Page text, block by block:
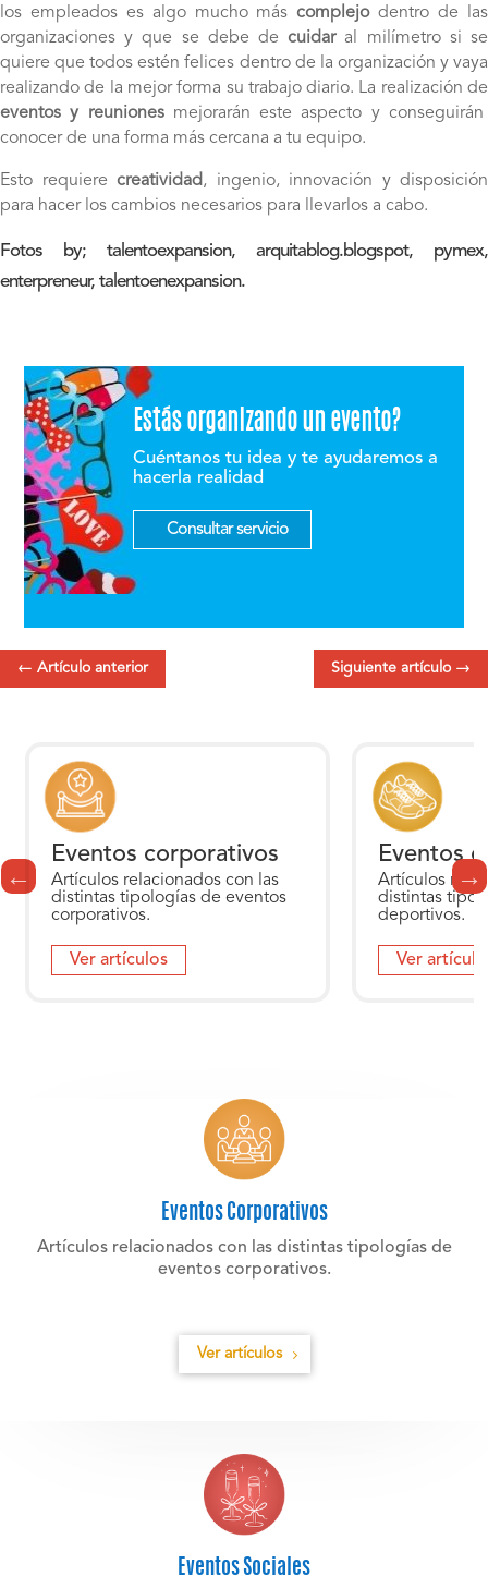
los empleados es algo mucho máscomplejodentro de las
organizaciones y que se debe decuidaral milímetro si se
quiere que todos estén felices dentro de la organización y vaya
realizando de la mejor forma su trabajo diario. La realización de
eventos y reunionesmejorarán este aspecto y conseguirán
conocer de una forma más cercana a tu equipo.
Esto requiere creatividad, ingenio, innovación y disposición
para hacer los cambios necesarios para llevarlos a cabo.
Fotos by; talentoexpansion, arquitablog.blogspot, pymex,
enterpreneur, talentoenexpansion.
Estás organizando un evento?
Cuéntanos tu idea y te ayudaremos a
hacerla realidad
Consultar servicio
← Artículo anterior Siguiente artículo→
Eventos corporativos
Artículos relacionados con las
distintas tipologías de eventos
corporativos.
Ver artículos
Eventos
Artículos
distintas
deportivos.
Ver
Eventos Corporativos
Artículos relacionados con las distintas tipologías de
eventos corporativos.
Ver artículos
Eventos Sociales